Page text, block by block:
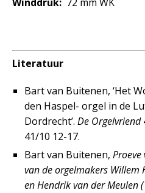
Literatuur
Bart van Buitenen, ‘Het
den Haspel- orgel in de
Dordrecht’. De Orgelvriend
41/10 12-17.
Bart van Buitenen, Proeve
van de orgelmakers Willem
en Hendrik van der Meulen